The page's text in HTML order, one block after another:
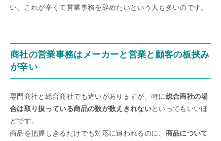
い、これが辛くて営業事務を辞めたいという人も多いのです。
商社の営業事務はメーカーと営業と顧客の板挟み
が辛い
専門商社と総合商社でも違いがありますが、特に総合商社の場
合は取り扱っている商品の数が数えきれないといってもいいほ
どです。
商品を把握しきるだけでも対応に追われるのに、 商品について